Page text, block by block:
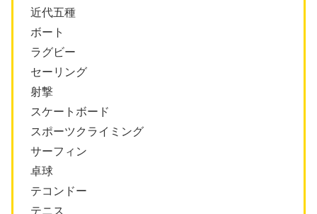
近代五種
ボート
ラグビー
セーリング
射撃
スケートボード
スポーツクライミング
サーフィン
卓球
テコンドー
テニス